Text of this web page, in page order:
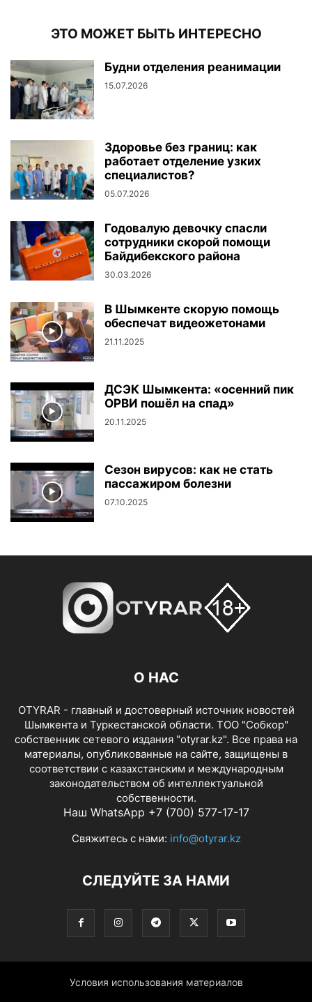
ЭТО МОЖЕТ БЫТЬ ИНТЕРЕСНО
Будни отделения реанимации
15.07.2026
Здоровье без границ: как
работает отделение узких
специалистов?
05.07.2026
Годовалую девочку спасли
сотрудники скорой помощи
Байдибекского района
30.03.2026
В Шымкенте скорую помощь
обеспечат видеожетонами
21.11.2025
ДСЭК Шымкента: «осенний пик
ОРВИ пошёл на спад»
20.11.2025
Сезон вирусов: как не стать
пассажиром болезни
07.10.2025
О НАС
OTYRAR - главный и достоверный источник новостей
Шымкента и Туркестанской области. ТОО "Собкор"
собственник сетевого издания "otyrar.kz". Все права на
материалы, опубликованные на сайте, защищены в
соответствии с казахстанским и международным
законодательством об интеллектуальной
собственности.
Наш WhatsApp +7 (700) 577-17-17
Свяжитесь с нами: info@otyrar.kz
СЛЕДУЙТЕ ЗА НАМИ
Условия использования материалов